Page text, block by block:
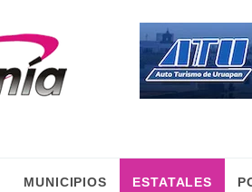
MUNICIPIOS ESTATALES